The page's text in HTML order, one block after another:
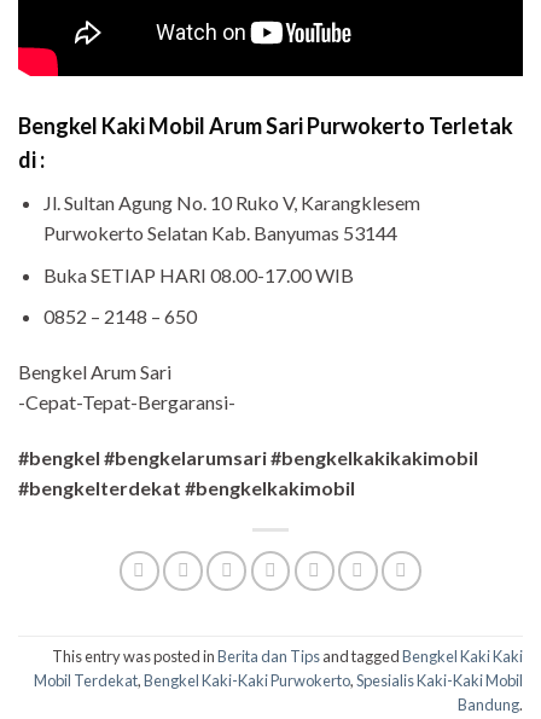
Bengkel Kaki Mobil Arum Sari Purwokerto Terletak
di :
Jl. Sultan Agung No. 10 Ruko V, Karangklesem
Purwokerto Selatan Kab. Banyumas 53144
Buka SETIAP HARI 08.00-17.00 WIB
0852 – 2148 – 650
Bengkel Arum Sari
-Cepat-Tepat-Bergaransi-
#bengkel #bengkelarumsari #bengkelkakikakimobil
#bengkelterdekat #bengkelkakimobil
This entry was posted inBerita dan Tipsand taggedBengkel Kaki Kaki
Mobil Terdekat,Bengkel Kaki-Kaki Purwokerto,Spesialis Kaki-Kaki Mobil
Bandung.